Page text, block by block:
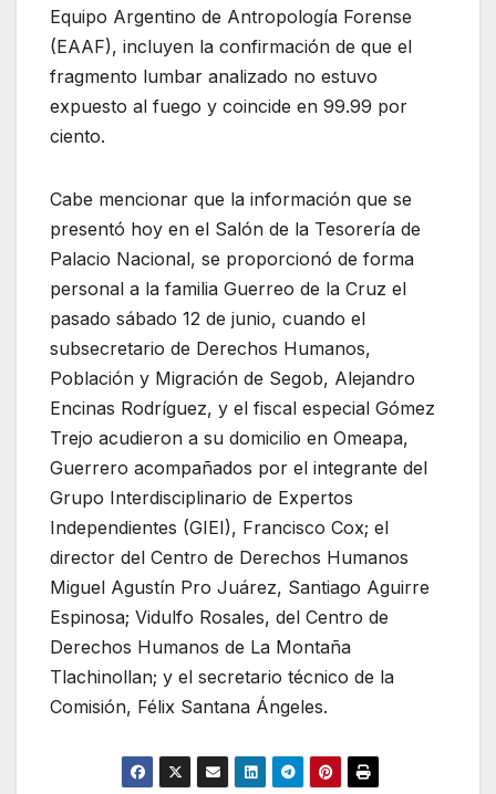
Equipo Argentino de Antropología Forense
(EAAF), incluyen la confirmación de que el
fragmento lumbar analizado no estuvo
expuesto al fuego y coincide en 99.99 por
ciento.
Cabe mencionar que la información que se
presentó hoy en el Salón de la Tesorería de
Palacio Nacional, se proporcionó de forma
personal a la familia Guerreo de la Cruz el
pasado sábado 12 de junio, cuando el
subsecretario de Derechos Humanos,
Población y Migración de Segob, Alejandro
Encinas Rodríguez, y el fiscal especial Gómez
Trejo acudieron a su domicilio en Omeapa,
Guerrero acompañados por el integrante del
Grupo Interdisciplinario de Expertos
Independientes (GIEI), Francisco Cox; el
director del Centro de Derechos Humanos
Miguel Agustín Pro Juárez, Santiago Aguirre
Espinosa; Vidulfo Rosales, del Centro de
Derechos Humanos de La Montaña
Tlachinollan; y el secretario técnico de la
Comisión, Félix Santana Ángeles.